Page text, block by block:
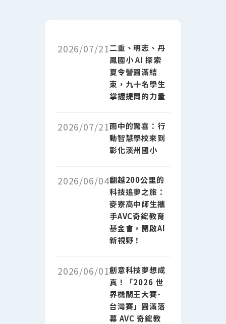
2026/07/21二重、明志、丹
鳳國小 AI 探索
夏令營圓滿結
束，九十名學生
掌握提問的力量
2026/07/21雨中的驚喜：行
動智慧學校來到
彰化溪州國小
2026/06/04翻越200公里的
科技追夢之旅：
麥寮高中師生攜
手AVC奇鋐教育
基金會，開啟AI
新視野！
2026/06/01創意科技夢想成
真！「2026 世
界機關王大賽-
台灣賽」圓滿落
幕 AVC 奇鋐教